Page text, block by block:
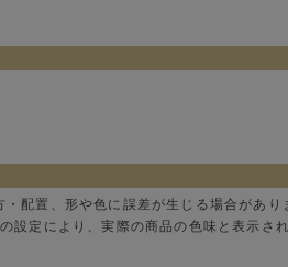
配置、形や色に誤差が生じる場合があ
定により、実際の商品の色味と表示さ